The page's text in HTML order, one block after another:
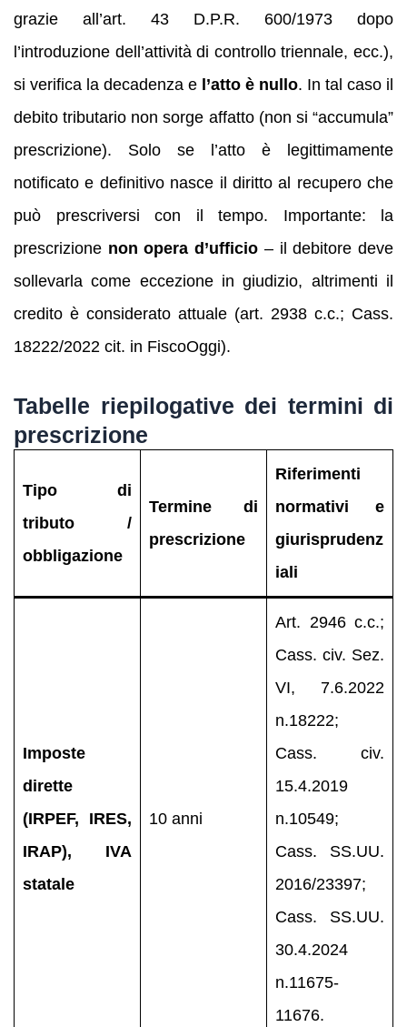
grazie all’art. 43 D.P.R. 600/1973 dopo
l’introduzione dell’attività di controllo triennale, ecc.),
si verifica la decadenza e l’atto è nullo. In tal caso il
debito tributario non sorge affatto (non si “accumula”
prescrizione). Solo se l’atto è legittimamente
notificato e definitivo nasce il diritto al recupero che
può prescriversi con il tempo. Importante: la
prescrizione non opera d’ufficio – il debitore deve
sollevarla come eccezione in giudizio, altrimenti il
credito è considerato attuale (art. 2938 c.c.; Cass.
18222/2022 cit. in FiscoOggi).
Tabelle riepilogative dei termini di
prescrizione
Tipo di
tributo /
obbligazione
Termine di
prescrizione
Riferimenti
normativi e
giurisprudenz
iali
Imposte
dirette
(IRPEF, IRES,
IRAP), IVA
statale
10 anni
Art. 2946 c.c.;
Cass. civ. Sez.
VI, 7.6.2022
n.18222;
Cass. civ.
15.4.2019
n.10549;
Cass. SS.UU.
2016/23397;
Cass. SS.UU.
30.4.2024
n.11675-
11676.